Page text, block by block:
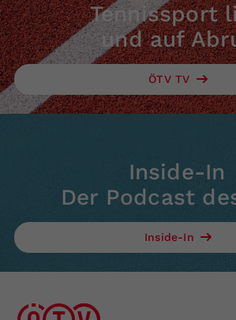
Tennissport
und auf
ÖTV TV
Inside-In
Der Podcast
Inside-In